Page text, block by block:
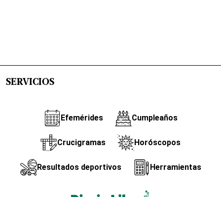
SERVICIOS
Efemérides Cumpleaños
Crucigramas Horóscopos
Resultados deportivos Herramientas